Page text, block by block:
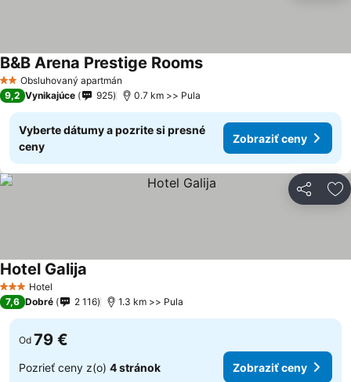
2 Počet hviezdičiek
Obsluhovaný apartmán
B&B Arena Prestige RoomsZobraziť ceny
9,2 Vynikajúce 925 0.7 km >> Pula
Vyberte dátumy a pozrite si presné
ceny
Zobraziť ceny
Zdieľať
3 Počet hviezdičiek
Hotel
Hotel Galija
7,6 Dobré 2 116 1.3 km >> Pula
Od 79 €
Pozrieť ceny z(o) 4 stránok Zobraziť ceny